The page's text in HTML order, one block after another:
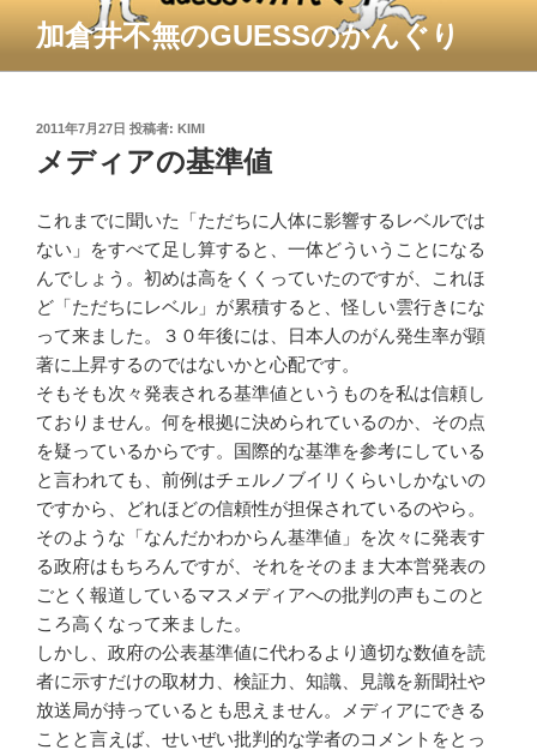
テ
加倉井不無のGUESSのかんぐり
投
日:
2011年7月27日 投稿者: KIMI
メディアの基準値
これまでに聞いた「ただちに人体に影響するレベルでは
ない」をすべて足し算すると、一体どういうことになる
んでしょう。初めは高をくくっていたのですが、これほ
ど「ただちにレベル」が累積すると、怪しい雲行きにな
って来ました。３０年後には、日本人のがん発生率が顕
著に上昇するのではないかと心配です。
そもそも次々発表される基準値というものを私は信頼し
ておりません。何を根拠に決められているのか、その点
を疑っているからです。国際的な基準を参考にしている
と言われても、前例はチェルノブイリくらいしかないの
ですから、どれほどの信頼性が担保されているのやら。
そのような「なんだかわからん基準値」を次々に発表す
る政府はもちろんですが、それをそのまま大本営発表の
ごとく報道しているマスメディアへの批判の声もこのと
ころ高くなって来ました。
しかし、政府の公表基準値に代わるより適切な数値を読
者に示すだけの取材力、検証力、知識、見識を新聞社や
放送局が持っているとも思えません。メディアにできる
ことと言えば、せいぜい批判的な学者のコメントをとっ